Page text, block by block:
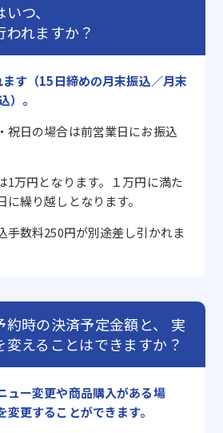
つ、
われますか？
す（15日締めの月末振込／月末
）。
日の場合は前営業日にお振込
万円となります。１万円に満た
繰り越しとなります。
数料250円が別途差し引かれま
時の決済予定金額と、
実
変えることはできますか？
ュー変更や商品購入がある場
更することができます。